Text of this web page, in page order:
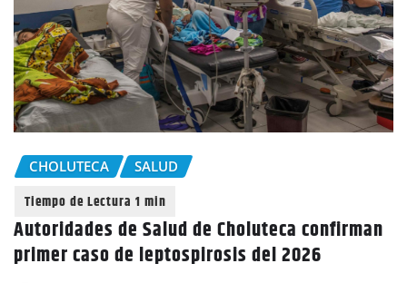
CHOLUTECA SALUD
Autoridades de Salud de Choluteca confirman
primer caso de leptospirosis del 2026